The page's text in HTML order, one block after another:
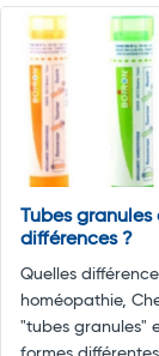
Tubes
différences ?
Quelles
homéopathie,
"tubes granules"